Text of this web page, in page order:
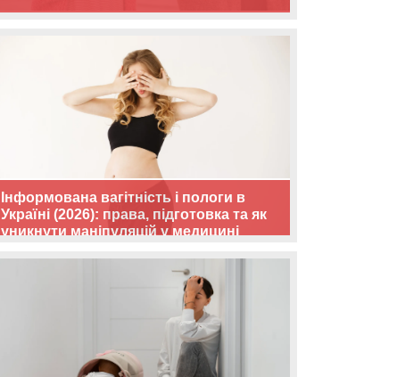
Інформована вагітність і пологи в
Україні (2026): права, підготовка та як
уникнути маніпуляцій у медицині